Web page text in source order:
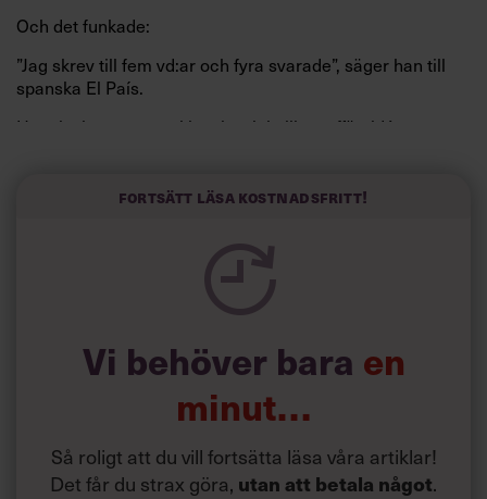
Och det funkade:
”Jag skrev till fem vd:ar och fyra svarade”, säger han till
spanska El País.
Horwitz har nu utvecklat sitt trick till en affärsidé: appen
kortfattat slarviga vd-stilen.
Fortsätt läsa kostnadsfritt!
Vi behöver bara en
minut…
Så roligt att du vill fortsätta läsa våra artiklar!
Det får du strax göra, utan att betala något.